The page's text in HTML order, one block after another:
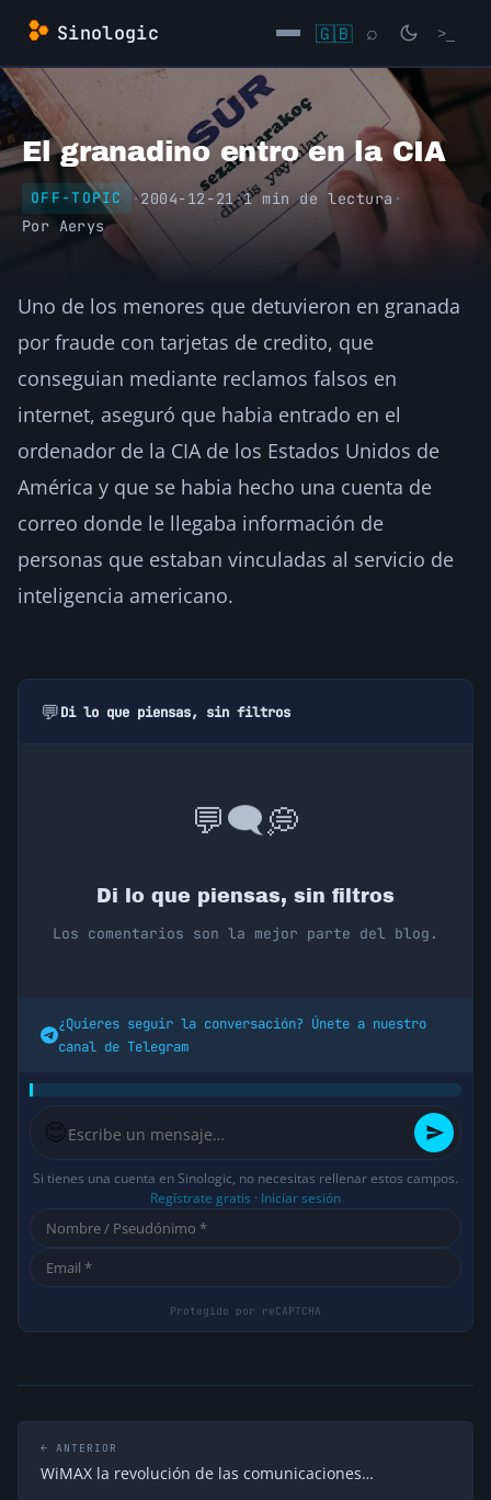
Saltar
contenido
Sinologic 🇬🇧 ⌕ >_
El granadino entro en la CIA
OFF-TOPIC ·2004-12-21·1 min de lectura ·
Por Aerys
Uno de los menores que detuvieron en granada
por fraude con tarjetas de credito, que
conseguian mediante reclamos falsos en
internet, aseguró que habia entrado en el
ordenador de la CIA de los Estados Unidos de
América y que se habia hecho una cuenta de
correo donde le llegaba información de
personas que estaban vinculadas al servicio de
inteligencia americano.
💬Di lo que piensas, sin filtros
💬🗨️💭
Di lo que piensas, sin filtros
Los comentarios son la mejor parte del blog.
¿Quieres seguir la conversación? Únete a nuestro
canal de Telegram
😊
Si tienes una cuenta en Sinologic, no necesitas rellenar estos campos.
Regístrate gratis · Iniciar sesión
← ANTERIOR
WiMAX la revolución de las comunicaciones…